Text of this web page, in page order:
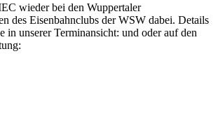
wieder bei den Wuppertaler
des Eisenbahnclubs der WSW dabei. Details
in unserer Terminansicht: und oder auf den